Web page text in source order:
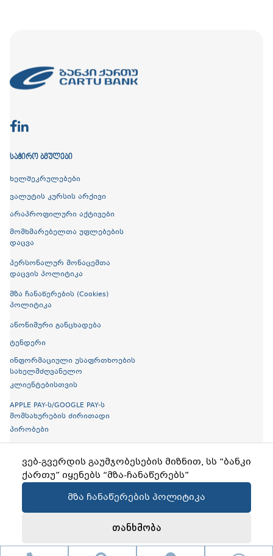
ვებ-გვერდის გაუმჯობესების მიზნით, სს “ბანკი
ქართუ” იყენებს “მზა-ჩანაწერებს”
მზა ჩანაწერების პოლიტიკა
თანხმობა
ᲡᲐᲭᲘᲠᲝ ᲑᲛᲣᲚᲔᲑᲘ
ხელშეკრულებები
ვალუტის კურსის არქივი
არაპროფილური აქტივები
მომხმარებელთა უფლებების
დაცვა
პერსონალურ მონაცემთა
დაცვის პოლიტიკა
მზა ჩანაწერების (Cookies)
პოლიტიკა
ანონიმური განცხადება
ტენდერი
ინფორმაციული უსაფრთხოების
სახელმძღვანელო
კლიენტებისთვის
APPLE PAY-ს/GOOGLE PAY-ს
მომსახურების ძირითადი
პირობები
ღია ბანკინგი
Copyright © 2026 Cartu Bank
Created byProservice